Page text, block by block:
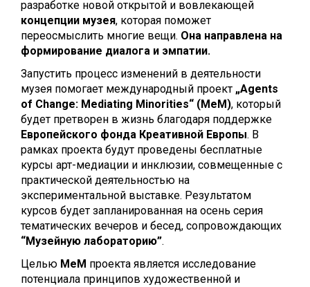
разработке новой открытой и вовлекающей
концепции музея, которая поможет
переосмыслить многие вещи. Она направлена на
формирование диалога и эмпатии.
Запустить процесс изменений в деятельности
музея помогает международный проект „Agents
of Change: Mediating Minorities“ (MeM), который
будет претворен в жизнь благодаря поддержке
Европейского фонда Креативной Европы. В
рамках проекта будут проведены бесплатные
курсы арт-медиации и инклюзии, совмещенные с
практической деятельностью на
экспериментальной выставке. Результатом
курсов будет запланированная на осень серия
тематических вечеров и бесед, сопровождающих
“Музейную лабораторию”.
Целью MeM проекта является исследование
потенциала принципов художественной и